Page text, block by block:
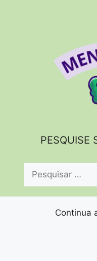
PESQUISE
Pesquisar
Continua